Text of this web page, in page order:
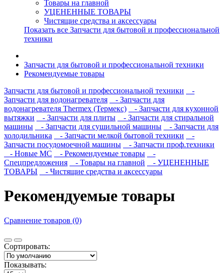
Товары на главной
УЦЕНЕННЫЕ ТОВАРЫ
Чистящие средства и аксессуары
Показать все Запчасти для бытовой и профессиональной
техники
Запчасти для бытовой и профессиональной техники
Рекомендуемые товары
Запчасти для бытовой и профессиональной техники
-
Запчасти для водонагревателя
- Запчасти для
водонагревателя Thermex (Термекс)
- Запчасти для кухонной
вытяжки
- Запчасти для плиты
- Запчасти для стиральной
машины
- Запчасти для сушильной машины
- Запчасти для
холодильника
- Запчасти мелкой бытовой техники
-
Запчасти посудомоечной машины
- Запчасти проф.техники
- Новые МС
- Рекомендуемые товары
-
Спецпредложения
- Товары на главной
- УЦЕНЕННЫЕ
ТОВАРЫ
- Чистящие средства и аксессуары
Рекомендуемые товары
Сравнение товаров (0)
Сортировать:
Показывать: